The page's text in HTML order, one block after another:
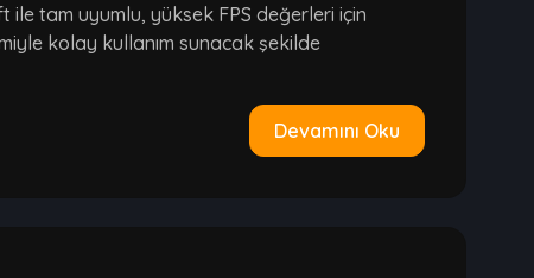
ile tam uyumlu, yüksek FPS değerleri için
kolay kullanım sunacak şekilde
Devamını Oku